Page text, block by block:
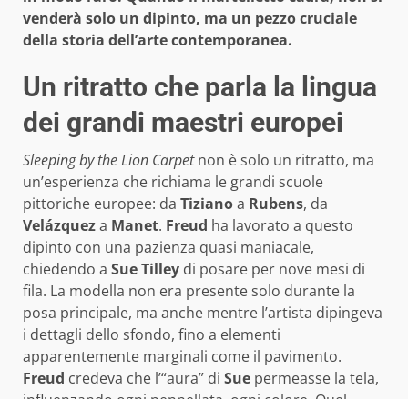
venderà solo un dipinto, ma un pezzo cruciale
della storia dell’arte contemporanea.
Un ritratto che parla la lingua
dei grandi maestri europei
Sleeping by the Lion Carpetnon è solo un ritratto, ma
un’esperienza che richiama le grandi scuole
pittoriche europee: da Tizianoa Rubens, da
Velázqueza Manet. Freud ha lavorato a questo
dipinto con una pazienza quasi maniacale,
chiedendo a Sue Tilley di posare per nove mesi di
fila. La modella non era presente solo durante la
posa principale, ma anche mentre l’artista dipingeva
i dettagli dello sfondo, fino a elementi
apparentemente marginali come il pavimento.
Freud credeva che l’“aura” di Sue permeasse la tela,